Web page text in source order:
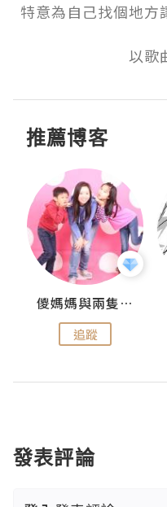
特意為自己找個地方
以歌
推薦博客
儍媽媽與兩隻小魔怪之家
追蹤
發表評論